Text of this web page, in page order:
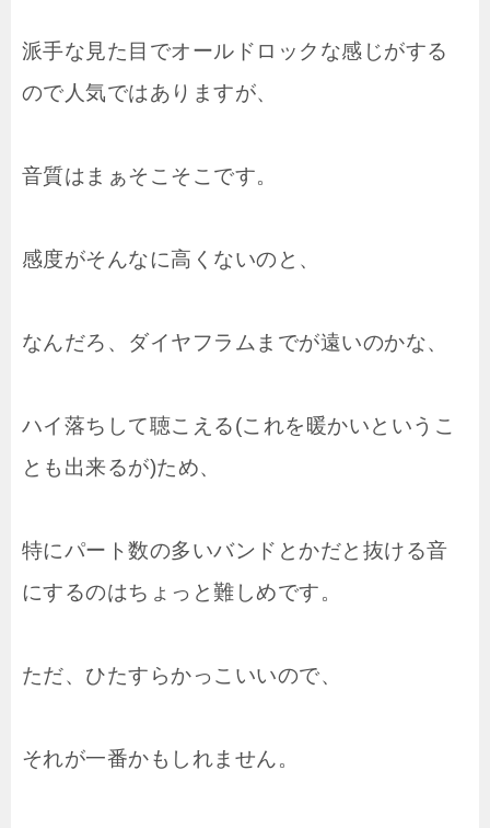
派手な見た目でオールドロックな感じがする
ので人気ではありますが、
音質はまぁそこそこです。
感度がそんなに高くないのと、
なんだろ、ダイヤフラムまでが遠いのかな、
ハイ落ちして聴こえる(これを暖かいというこ
とも出来るが)ため、
特にパート数の多いバンドとかだと抜ける音
にするのはちょっと難しめです。
ただ、ひたすらかっこいいので、
それが一番かもしれません。